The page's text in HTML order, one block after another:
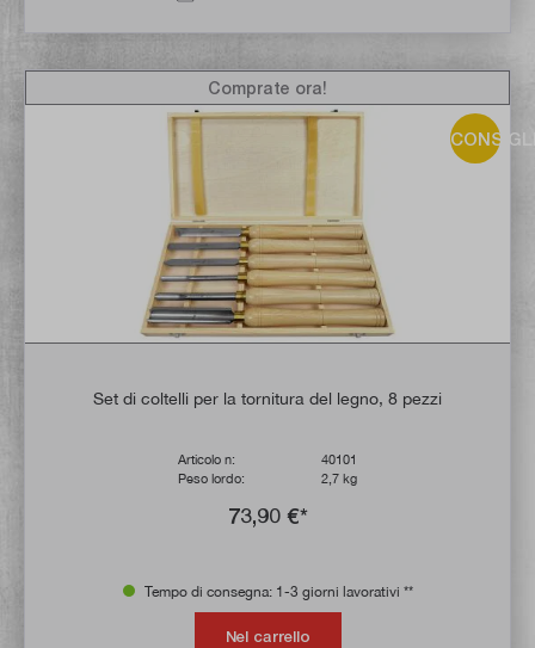
Set di coltelli per la tornitura del legno, 8 pezzi
Articolo n:
40101
Peso lordo:
2,7 kg
73,90 €*
Comprate ora!
Tempo di consegna: 1-3 giorni lavorativi **
Nel carrello